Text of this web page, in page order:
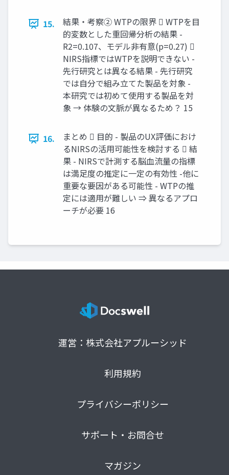
15.
結果・考察② WTPの限界  WTPを目
的変数とした重回帰分析の結果 -
R2=0.107、モデル非有意(p=0.27) 
NIRS指標ではWTPを説明できない -
先行研究とは異なる結果 - 先行研究
では自分で組み立てた製品を対象 -
本研究では初めて使用する製品を対
象 → 体験の文脈が異なるため？ 15
16.
まとめ  目的 - 製品のUX評価におけ
るNIRSの活用可能性を検討する  結
果 - NIRSで計測する脳血流量の指標
は満足度の推定に一定の有効性 -他に
重要な要因がある可能性 - WTPの推
定には適用が難しい ⇒ 異なるアプロ
ーチが必要 16
運営：株式会社アプルーシッド
利用規約
プライバシーポリシー
サポート・お問合せ
マガジン